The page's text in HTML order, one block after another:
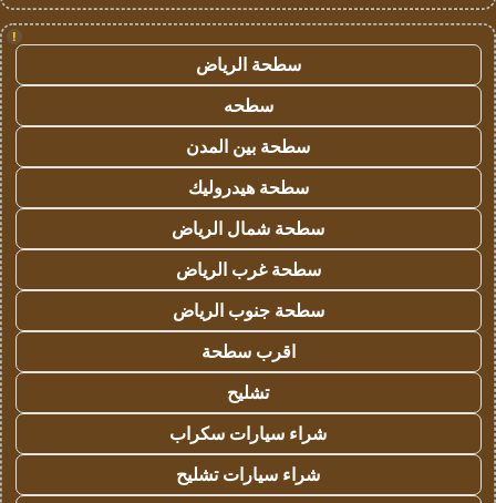
!
سطحة الرياض
سطحه
سطحة بين المدن
سطحة هيدروليك
سطحة شمال الرياض
سطحة غرب الرياض
سطحة جنوب الرياض
اقرب سطحة
تشليح
شراء سيارات سكراب
شراء سيارات تشليح